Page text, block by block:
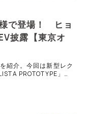
で登場！ ヒョ
披露【東京オ
紹介。今回は新型レク
PROTOTYPE」、
5 Plug into
台を紹介。